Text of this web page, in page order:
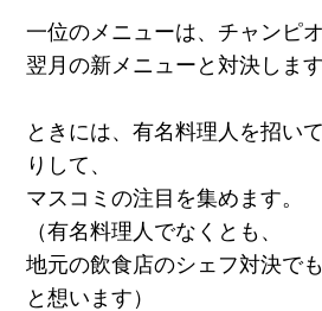
一位のメニューは、チャンピ
翌月の新メニューと対決します
ときには、有名料理人を招い
りして、
マスコミの注目を集めます。
（有名料理人でなくとも、
地元の飲食店のシェフ対決で
と想います）